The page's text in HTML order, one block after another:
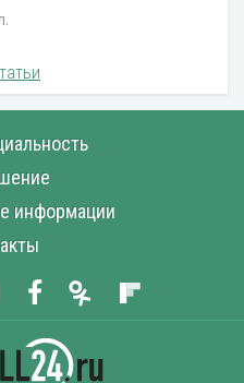
информации